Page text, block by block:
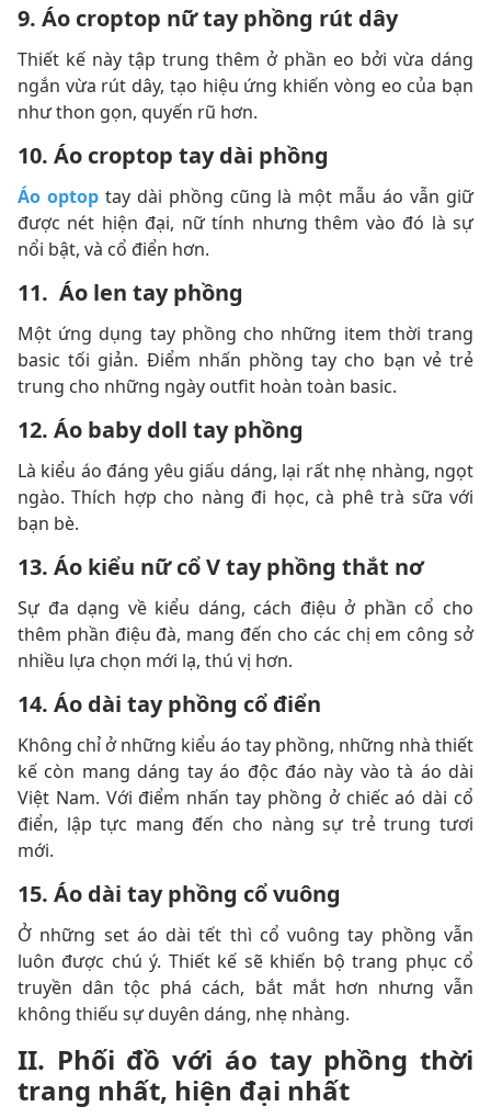
9. Áo croptop nữ tay phồng rút dây
Thiết kế này tập trung thêm ở phần eo bởi vừa dáng
ngắn vừa rút dây, tạo hiệu ứng khiến vòng eo của bạn
như thon gọn, quyến rũ hơn.
10. Áo croptop tay dài phồng
Áo optoptay dài phồng cũng là một mẫu áo vẫn giữ
được nét hiện đại, nữ tính nhưng thêm vào đó là sự
nổi bật, và cổ điển hơn.
11. Áo len tay phồng
Một ứng dụng tay phồng cho những item thời trang
basic tối giản. Điểm nhấn phồng tay cho bạn vẻ trẻ
trung cho những ngày outfit hoàn toàn basic.
12. Áo baby doll tay phồng
Là kiểu áo đáng yêu giấu dáng, lại rất nhẹ nhàng, ngọt
ngào. Thích hợp cho nàng đi học, cà phê trà sữa với
bạn bè.
13. Áo kiểu nữ cổ V tay phồng thắt nơ
Sự đa dạng về kiểu dáng, cách điệu ở phần cổ cho
thêm phần điệu đà, mang đến cho các chị em công sở
nhiều lựa chọn mới lạ, thú vị hơn.
14. Áo dài tay phồng cổ điển
Không chỉ ở những kiểu áo tay phồng, những nhà thiết
kế còn mang dáng tay áo độc đáo này vào tà áo dài
Việt Nam. Với điểm nhấn tay phồng ở chiếc aó dài cổ
điển, lập tực mang đến cho nàng sự trẻ trung tươi
mới.
15. Áo dài tay phồng cổ vuông
Ở những set áo dài tết thì cổ vuông tay phồng vẫn
luôn được chú ý. Thiết kế sẽ khiến bộ trang phục cổ
truyền dân tộc phá cách, bắt mắt hơn nhưng vẫn
không thiếu sự duyên dáng, nhẹ nhàng.
II. Phối đồ với áo tay phồng thời
trang nhất, hiện đại nhất